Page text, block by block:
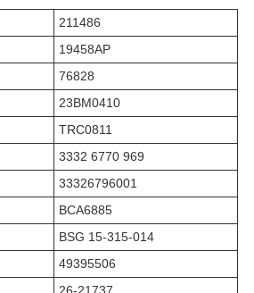
211486
19458AP
76828
23BM0410
TRC0811
3332 6770 969
33326796001
BCA6885
BSG 15-315-014
49395506